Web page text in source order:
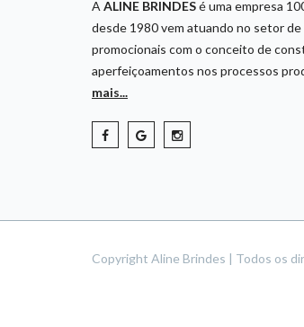
A ALINE BRINDESé uma empresa
desde 1980 vem atuando no setor de
promocionais com o conceito de
aperfeiçoamentos nos processos
mais...
Copyright Aline Brindes | Todos os